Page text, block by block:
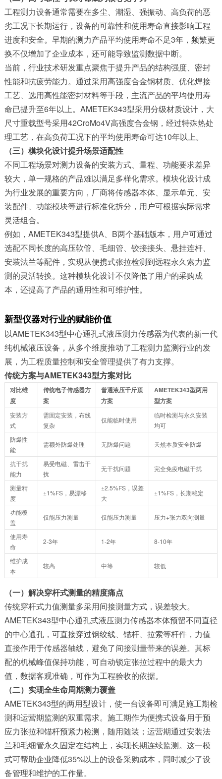
工程测力设备通常需要在多尘、潮湿、强振动、高负荷的恶
劣工况下长期运行，设备的可靠性和使用寿命直接影响工程
进度和安全。早期的测力产品平均使用寿命不足3年，频繁更
换不仅增加了企业成本，还可能导致监测数据中断。
当前，行业技术研发重点聚焦于提升产品的结构强度、密封
性能和抗疲劳能力。通过采用高强度合金钢材质、优化焊接
工艺、选用高性能密封材料等手段，主流产品的平均使用寿
命已提升至6年以上。AMETEK343型采用分级材质设计，大
尺寸重载型号采用42CroMo4V高强度合金钢，经过特殊热处
理工艺，在高负荷工况下的平均使用寿命可达10年以上。
（三）模块化设计提升场景适配性
不同工程场景对测力设备的安装方式、量程、功能要求差异
较大，单一规格的产品难以满足多样化需求。模块化设计成
为行业发展的重要方向，厂商将传感器本体、显示单元、安
装配件、功能模块等进行标准化拆分，用户可根据实际需求
灵活组合。
例如，AMETEK343型提供A、B两个基础版本，用户可通过
选配不同长度的高压软管、毛细管、铰接接头、悬挂连杆、
安装法兰等配件，实现从便携式张拉检测到远程永久索力监
测的灵活转换。这种模块化设计不仅降低了用户的采购成
本，还提高了产品的通用性和可维护性。
新型仪器对行业的赋能价值
以AMETEK343型中心通孔式液压测力传感器为代表的新一代
纯机械液压设备，从多个维度推动了工程测力监测行业的发
展，为工程质量控制和安全管理提供了有力支撑。
传统方案与AMETEK343型方案对比
对比维
度
传统电子传感器方
案
普通液压千斤顶
方案
AMETEK343型两用
型方案
安装方
式
需固定安装，布线
复杂
仅能临时使用
临时检测与永久安装
均可
防爆性
能
需额外防爆处理 无防爆问题 天然本质安全防爆
抗干扰
能力
易受电磁、雷击干
扰
无干扰问题 完全免疫电磁干扰
测量精
度
±1%FS，易漂移
±2.5%FS，误差
大
±1%FS，长期稳定
功能覆
盖
仅能压力测量 仅能压力测量 压力+张力双向测量
使用寿
命
2-3年 1-2年 8-10年
维护成
本
较高 中等 较低
（一）解决穿杆式测量的精度痛点
传统穿杆式力值测量多采用间接测量方式，误差较大。
AMETEK343型中心通孔式液压测力传感器本体预留不同直径
的中心通孔，可直接穿过钢绞线、锚杆、拉索等杆件，力值
直接作用于传感器轴线，避免了间接测量带来的误差。其标
配的机械峰值保持功能，可自动锁定张拉过程中的最大力
值，数据客观准确，可作为工程验收的依据。
（二）实现全生命周期测力覆盖
AMETEK343型的两用型设计，使一台设备即可满足施工期检
测和运营期监测的双重需求。施工期作为便携式设备用于预
应力张拉和锚杆预紧力检测，随用随装；运营期通过安装法
兰和毛细管永久固定在结构上，实现长期连续监测。这一模
式可帮助企业降低35%以上的设备采购成本，同时减少了设
备管理和维护的工作量。